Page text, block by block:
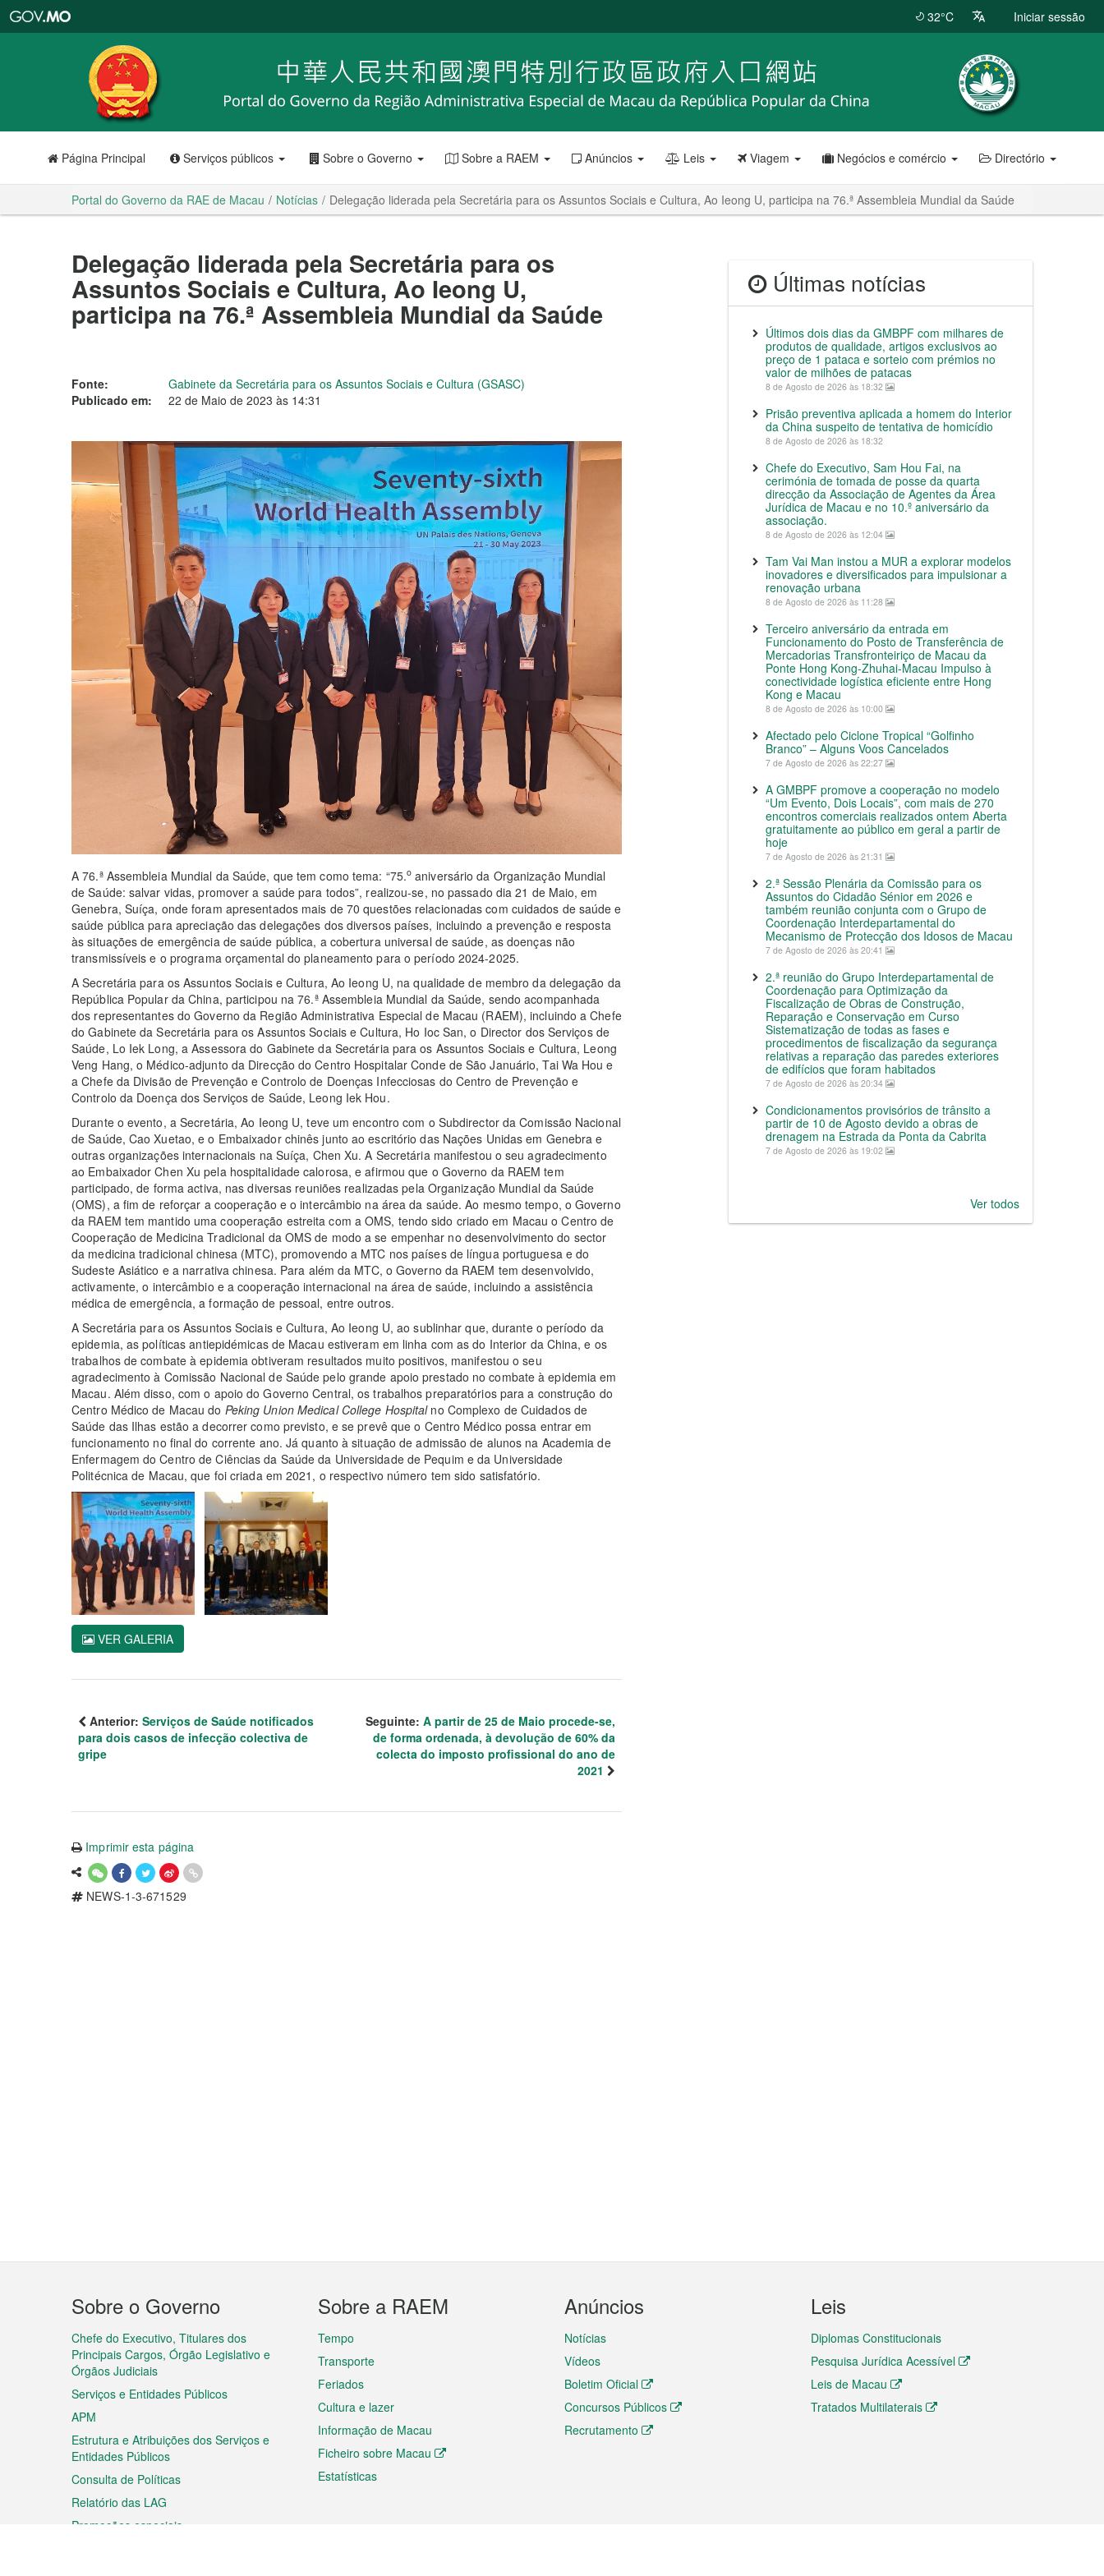
RAE
de
Macau
32°C Iniciar sessão
Página Principal Serviços públicos Sobre o Governo Sobre a RAEM Anúncios Leis Viagem Negócios e comércio Directório
Portal do Governo da RAE de Macau Notícias Delegação liderada pela Secretária para os Assuntos Sociais e Cultura, Ao Ieong U, participa na 76.ª Assembleia Mundial da Saúde
Delegação liderada pela Secretária para os
Assuntos Sociais e Cultura, Ao Ieong U,
participa na 76.ª Assembleia Mundial da Saúde
Fonte:
Gabinete da Secretária para os Assuntos Sociais e Cultura (GSASC)
Publicado em:
22 de Maio de 2023 às 14:31
A 76.ª Assembleia Mundial da Saúde, que tem como tema: “75.o aniversário da Organização Mundial
de Saúde: salvar vidas, promover a saúde para todos”, realizou-se, no passado dia 21 de Maio, em
Genebra, Suíça, onde foram apresentados mais de 70 questões relacionadas com cuidados de saúde e
saúde pública para apreciação das delegações dos diversos países, incluindo a prevenção e resposta
às situações de emergência de saúde pública, a cobertura universal de saúde, as doenças não
transmissíveis e o programa orçamental do planeamento para o período 2024-2025.
A Secretária para os Assuntos Sociais e Cultura, Ao Ieong U, na qualidade de membro da delegação da
República Popular da China, participou na 76.ª Assembleia Mundial da Saúde, sendo acompanhada
dos representantes do Governo da Região Administrativa Especial de Macau (RAEM), incluindo a Chefe
do Gabinete da Secretária para os Assuntos Sociais e Cultura, Ho Ioc San, o Director dos Serviços de
Saúde, Lo Iek Long, a Assessora do Gabinete da Secretária para os Assuntos Sociais e Cultura, Leong
Veng Hang, o Médico-adjunto da Direcção do Centro Hospitalar Conde de São Januário, Tai Wa Hou e
a Chefe da Divisão de Prevenção e Controlo de Doenças Infecciosas do Centro de Prevenção e
Controlo da Doença dos Serviços de Saúde, Leong Iek Hou.
Durante o evento, a Secretária, Ao Ieong U, teve um encontro com o Subdirector da Comissão Nacional
de Saúde, Cao Xuetao, e o Embaixador chinês junto ao escritório das Nações Unidas em Genebra e
outras organizações internacionais na Suíça, Chen Xu. A Secretária manifestou o seu agradecimento
ao Embaixador Chen Xu pela hospitalidade calorosa, e afirmou que o Governo da RAEM tem
participado, de forma activa, nas diversas reuniões realizadas pela Organização Mundial da Saúde
(OMS), a fim de reforçar a cooperação e o intercâmbio na área da saúde. Ao mesmo tempo, o Governo
da RAEM tem mantido uma cooperação estreita com a OMS, tendo sido criado em Macau o Centro de
Cooperação de Medicina Tradicional da OMS de modo a se empenhar no desenvolvimento do sector
da medicina tradicional chinesa (MTC), promovendo a MTC nos países de língua portuguesa e do
Sudeste Asiático e a narrativa chinesa. Para além da MTC, o Governo da RAEM tem desenvolvido,
activamente, o intercâmbio e a cooperação internacional na área de saúde, incluindo a assistência
médica de emergência, a formação de pessoal, entre outros.
A Secretária para os Assuntos Sociais e Cultura, Ao Ieong U, ao sublinhar que, durante o período da
epidemia, as políticas antiepidémicas de Macau estiveram em linha com as do Interior da China, e os
trabalhos de combate à epidemia obtiveram resultados muito positivos, manifestou o seu
agradecimento à Comissão Nacional de Saúde pelo grande apoio prestado no combate à epidemia em
Macau. Além disso, com o apoio do Governo Central, os trabalhos preparatórios para a construção do
Centro Médico de Macau do Peking Union Medical College Hospitalno Complexo de Cuidados de
Saúde das Ilhas estão a decorrer como previsto, e se prevê que o Centro Médico possa entrar em
funcionamento no final do corrente ano. Já quanto à situação de admissão de alunos na Academia de
Enfermagem do Centro de Ciências da Saúde da Universidade de Pequim e da Universidade
Politécnica de Macau, que foi criada em 2021, o respectivo número tem sido satisfatório.
VER GALERIA
Anterior: Serviços de Saúde notificados
para dois casos de infecção colectiva de
gripe
Seguinte: A partir de 25 de Maio procede-se,
de forma ordenada, à devolução de 60% da
colecta do imposto profissional do ano de
2021
Imprimir esta página
NEWS-1-3-671529
Últimas notícias
Últimos dois dias da GMBPF com milhares de
produtos de qualidade, artigos exclusivos ao
preço de 1 pataca e sorteio com prémios no
valor de milhões de patacas
8 de Agosto de 2026 às 18:32
Prisão preventiva aplicada a homem do Interior
da China suspeito de tentativa de homicídio
8 de Agosto de 2026 às 18:32
Chefe do Executivo, Sam Hou Fai, na
cerimónia de tomada de posse da quarta
direcção da Associação de Agentes da Área
Jurídica de Macau e no 10.º aniversário da
associação.
8 de Agosto de 2026 às 12:04
Tam Vai Man instou a MUR a explorar modelos
inovadores e diversificados para impulsionar a
renovação urbana
8 de Agosto de 2026 às 11:28
Terceiro aniversário da entrada em
Funcionamento do Posto de Transferência de
Mercadorias Transfronteiriço de Macau da
Ponte Hong Kong-Zhuhai-Macau Impulso à
conectividade logística eficiente entre Hong
Kong e Macau
8 de Agosto de 2026 às 10:00
Afectado pelo Ciclone Tropical “Golfinho
Branco” – Alguns Voos Cancelados
7 de Agosto de 2026 às 22:27
A GMBPF promove a cooperação no modelo
“Um Evento, Dois Locais”, com mais de 270
encontros comerciais realizados ontem Aberta
gratuitamente ao público em geral a partir de
hoje
7 de Agosto de 2026 às 21:31
2.ª Sessão Plenária da Comissão para os
Assuntos do Cidadão Sénior em 2026 e
também reunião conjunta com o Grupo de
Coordenação Interdepartamental do
Mecanismo de Protecção dos Idosos de Macau
7 de Agosto de 2026 às 20:41
2.ª reunião do Grupo Interdepartamental de
Coordenação para Optimização da
Fiscalização de Obras de Construção,
Reparação e Conservação em Curso
Sistematização de todas as fases e
procedimentos de fiscalização da segurança
relativas a reparação das paredes exteriores
de edifícios que foram habitados
7 de Agosto de 2026 às 20:34
Condicionamentos provisórios de trânsito a
partir de 10 de Agosto devido a obras de
drenagem na Estrada da Ponta da Cabrita
7 de Agosto de 2026 às 19:02
Ver todos
Menu
do
rodapé
Sobre o Governo
Chefe do Executivo, Titulares dos
Principais Cargos, Órgão Legislativo e
Órgãos Judiciais
Serviços e Entidades Públicos
APM
Estrutura e Atribuições dos Serviços e
Entidades Públicos
Consulta de Políticas
Relatório das LAG
Promoções especiais
Sobre a RAEM
Tempo
Transporte
Feriados
Cultura e lazer
Informação de Macau
Ficheiro sobre Macau
Estatísticas
Anúncios
Notícias
Vídeos
Boletim Oficial
Concursos Públicos
Recrutamento
Leis
Diplomas Constitucionais
Pesquisa Jurídica Acessível
Leis de Macau
Tratados Multilaterais